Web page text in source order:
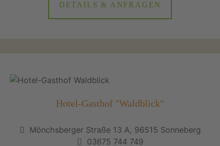
DETAILS & ANFRAGEN
Hotel-Gasthof "Waldblick"
Mönchsberger Straße 13 A, 96515 Sonneberg
03675 744 749